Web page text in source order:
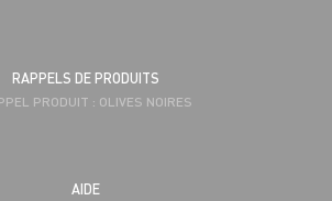
RAPPELS DE PRODUITS
PRODUIT : OLIVES NOIRES
AIDE